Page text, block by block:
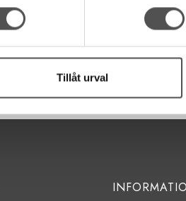
Tillåt urval
17 421 kr
20 495 kr
KÖP